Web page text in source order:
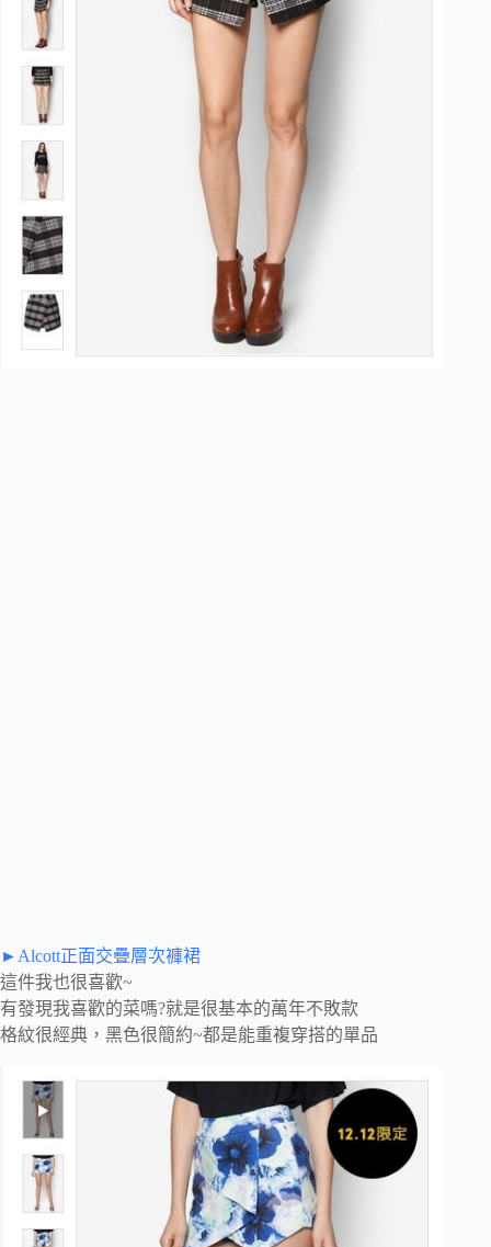
►Alcott正面交疊層次褲裙
這件我也很喜歡~
有發現我喜歡的菜嗎?就是很基本的萬年不敗款
格紋很經典，黑色很簡約~都是能重複穿搭的單品